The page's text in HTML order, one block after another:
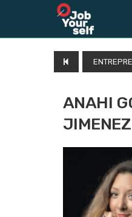
ANAHI
JIMENEZ